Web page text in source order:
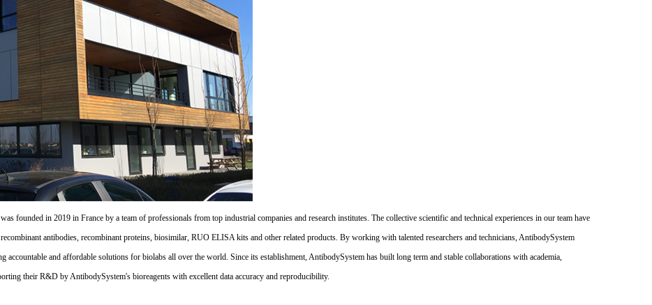
founded in 2019 in France by a team of professionals from top industrial companies and research institutes. The collective scientific and technical experiences in our team have
antibodies, recombinant proteins, biosimilar, RUO ELISA kits and other related products. By working with talented researchers and technicians, AntibodySystem
accountable and affordable solutions for biolabs all over the world. Since its establishment, AntibodySystem has built long term and stable collaborations with academia,
their R&D by AntibodySystem's bioreagents with excellent data accuracy and reproducibility.